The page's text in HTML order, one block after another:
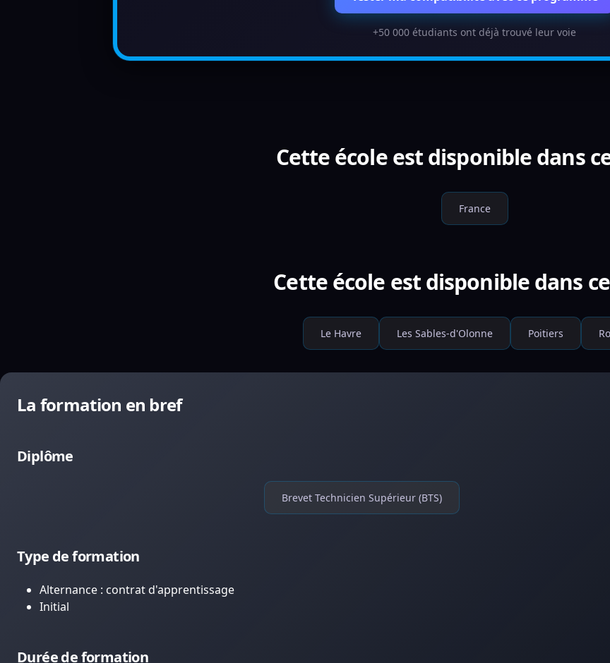
+50 000 étudiants ont déjà trouvé leur voie
Cette école est disponible dans
France
Cette école est disponible dans
Le Havre Les Sables-d'Olonne Poitiers
La formation en bref
Diplôme
Brevet Technicien Supérieur (BTS)
Type de formation
Alternance : contrat d'apprentissage
Initial
Durée de formation